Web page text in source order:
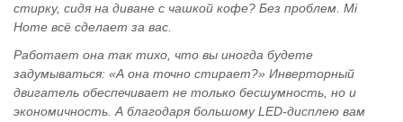
стирку, сидя на диване с чашкой кофе? Без проблем. Mi
Home всё сделает за вас.
Работает она так тихо, что вы иногда будете
задумываться: «А она точно стирает?» Инверторный
двигатель обеспечивает не только бесшумность, но и
экономичность. А благодаря большому LED-дисплею вам